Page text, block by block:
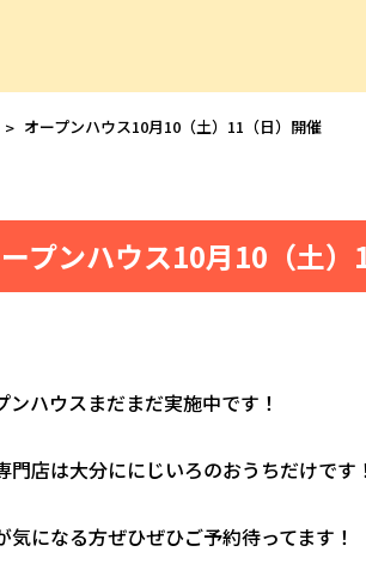
オープンハウス10月10（土）11（日）開催
プンハウス10月10（土
ンハウスまだまだ実施中です！
門店は大分ににじいろのおうちだけです！
気になる方ぜひぜひご予約待ってます！